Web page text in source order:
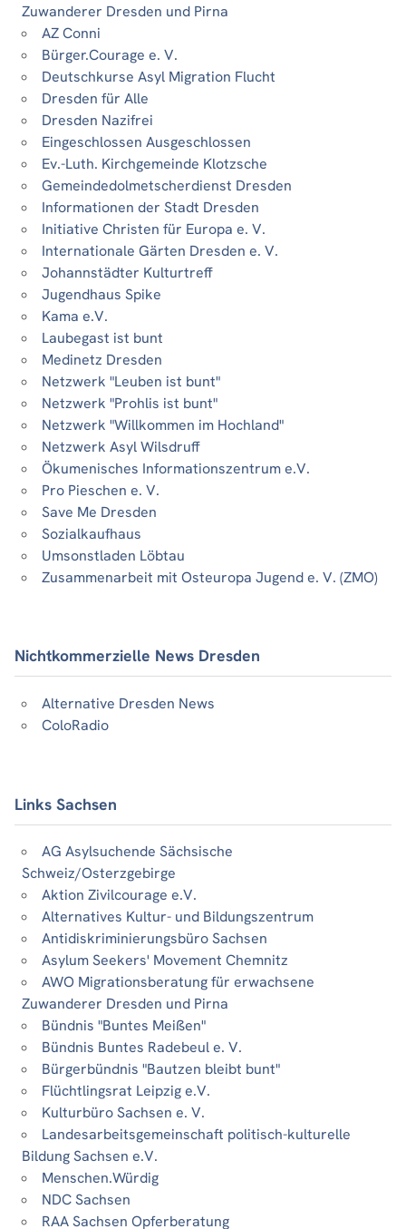
Zuwanderer Dresden und Pirna
AZ Conni
Bürger.Courage e. V.
Deutschkurse Asyl Migration Flucht
Dresden für Alle
Dresden Nazifrei
Eingeschlossen Ausgeschlossen
Ev.-Luth. Kirchgemeinde Klotzsche
Gemeindedolmetscherdienst Dresden
Informationen der Stadt Dresden
Initiative Christen für Europa e. V.
Internationale Gärten Dresden e. V.
Johannstädter Kulturtreff
Jugendhaus Spike
Kama e.V.
Laubegast ist bunt
Medinetz Dresden
Netzwerk "Leuben ist bunt"
Netzwerk "Prohlis ist bunt"
Netzwerk "Willkommen im Hochland"
Netzwerk Asyl Wilsdruff
Ökumenisches Informationszentrum e.V.
Pro Pieschen e. V.
Save Me Dresden
Sozialkaufhaus
Umsonstladen Löbtau
Zusammenarbeit mit Osteuropa Jugend e. V. (ZMO)
Nichtkommerzielle News Dresden
Alternative Dresden News
ColoRadio
Links Sachsen
AG Asylsuchende Sächsische
Schweiz/Osterzgebirge
Aktion Zivilcourage e.V.
Alternatives Kultur- und Bildungszentrum
Antidiskriminierungsbüro Sachsen
Asylum Seekers' Movement Chemnitz
AWO Migrationsberatung für erwachsene
Zuwanderer Dresden und Pirna
Bündnis "Buntes Meißen"
Bündnis Buntes Radebeul e. V.
Bürgerbündnis "Bautzen bleibt bunt"
Flüchtlingsrat Leipzig e.V.
Kulturbüro Sachsen e. V.
Landesarbeitsgemeinschaft politisch-kulturelle
Bildung Sachsen e.V.
Menschen.Würdig
NDC Sachsen
RAA Sachsen Opferberatung